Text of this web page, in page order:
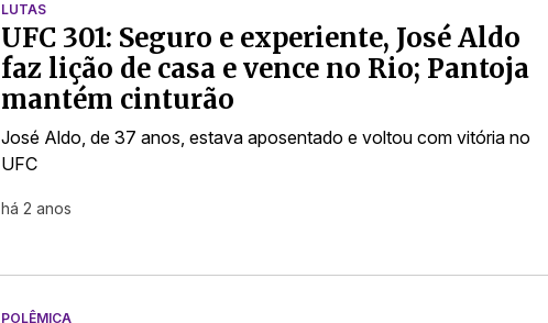
LUTAS
UFC 301: Seguro e experiente, José Aldo
faz lição de casa e vence no Rio; Pantoja
mantém cinturão
José Aldo, de 37 anos, estava aposentado e voltou com vitória no
UFC
há 2 anos
POLÊMICA